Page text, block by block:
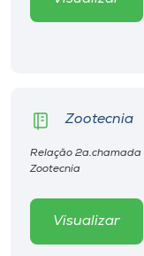
Zootecnia
Relação 2a.chamada
Zootecnia
Visualizar